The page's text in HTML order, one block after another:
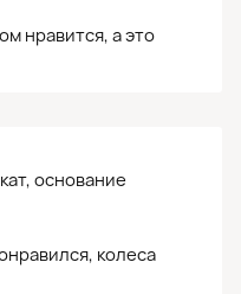
нравится, а это
основание
колеса